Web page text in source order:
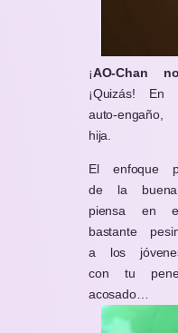
¡AO-Chan
¡Quizás!
auto-
hija.
El enfoque
de la
piensa en
bastante
a los
con tu
acosado…